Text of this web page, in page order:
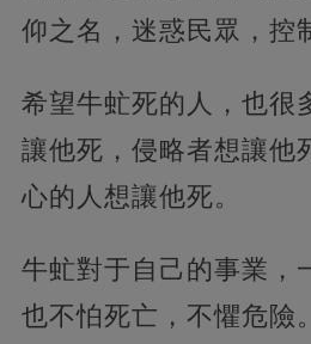
仰之名，迷惑民眾，控
希望牛虻死的人，也很
讓他死，侵略者想讓他
心的人想讓他死。
牛虻對于自己的事業，
也不怕死亡，不懼危險。